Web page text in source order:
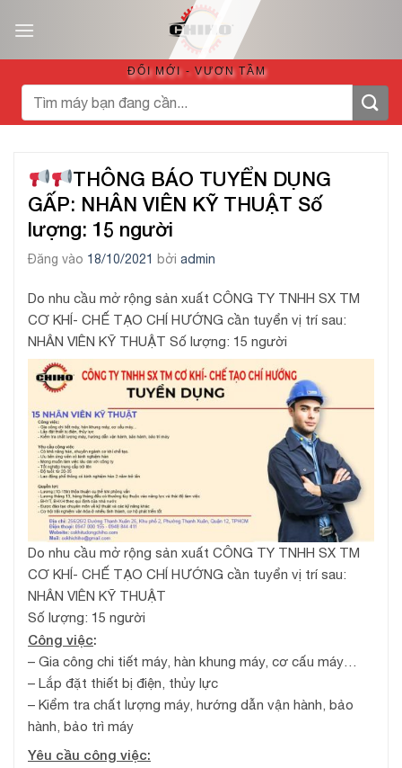
qua
ĐỔI MỚI - VƯƠN TẦM
Tìm
kiếm:
THÔNG BÁO TUYỂN DỤNG
GẤP: NHÂN VIÊN KỸ THUẬT Số
lượng: 15 người
Đăng vào 18/10/2021 bởi admin
Do nhu cầu mở rộng sản xuất CÔNG TY TNHH SX TM
CƠ KHÍ- CHẾ TẠO CHÍ HƯỚNG cần tuyển vị trí sau:
NHÂN VIÊN KỸ THUẬT Số lượng: 15 người
Do nhu cầu mở rộng sản xuất CÔNG TY TNHH SX TM
CƠ KHÍ- CHẾ TẠO CHÍ HƯỚNG cần tuyển vị trí sau:
NHÂN VIÊN KỸ THUẬT
Số lượng: 15 người
Công việc:
– Gia công chi tiết máy, hàn khung máy, cơ cấu máy…
– Lắp đặt thiết bị điện, thủy lực
– Kiểm tra chất lượng máy, hướng dẫn vận hành, bảo
hành, bảo trì máy
Yêu cầu công việc: